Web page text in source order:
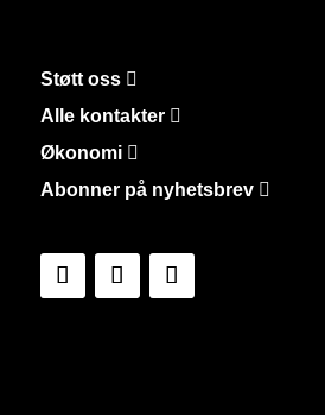
Støtt oss
Alle kontakter
Økonomi
Abonner på nyhetsbrev